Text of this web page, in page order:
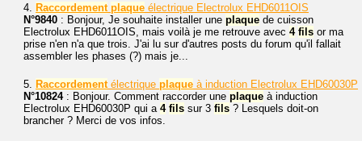
4. Raccordement plaque électrique Electrolux EHD6011OIS
N°9840 : Bonjour, Je souhaite installer une plaque de cuisson
Electrolux EHD6011OIS, mais voilà je me retrouve avec 4 fils or ma
prise n'en n'a que trois. J'ai lu sur d'autres posts du forum qu'il fallait
assembler les phases (?) mais je...
5. Raccordement électrique plaque à induction Electrolux EHD60030P
N°10824: Bonjour. Comment raccorder une plaque à induction
Electrolux EHD60030P qui a 4 fils sur 3 fils ? Lesquels doit-on
brancher ? Merci de vos infos.